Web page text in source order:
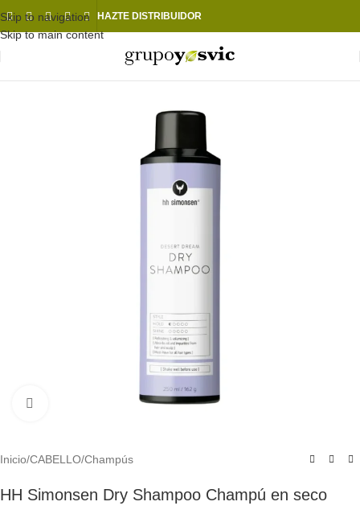
Skip to navigation
Skip to main content
HAZTE DISTRIBUIDOR
Inicio/CABELLO/Champús
HH Simonsen Dry Shampoo Champú en seco